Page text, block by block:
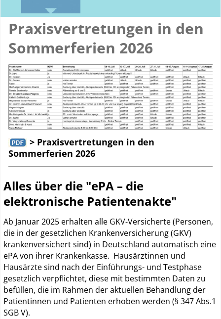
Praxisvertretungen in den
Sommerferien 2026
> Praxisvertretungen in den
Sommerferien 2026
Alles über die "ePA – die
elektronische Patientenakte"
Ab Januar 2025 erhalten alle GKV-Versicherte (Personen,
die in der gesetzlichen Krankenversicherung (GKV)
krankenversichert sind) in Deutschland automatisch eine
ePA von ihrer Krankenkasse. Hausärztinnen und
Hausärzte sind nach der Einführungs- und Testphase
gesetzlich verpflichtet, diese mit bestimmten Daten zu
befüllen, die im Rahmen der aktuellen Behandlung der
Patientinnen und Patienten erhoben werden (§ 347 Abs.1
SGB V).